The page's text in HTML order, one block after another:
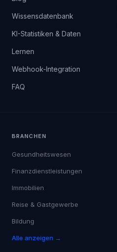
Wissensdatenbank
KI-Statistiken & Daten
Lernen
Webhook-Integration
FAQ
BRANCHEN
Gesundheitswesen
Finanzdienstleistungen
Immobilien
Reise & Gastgewerbe
Bildung
Alle anzeigen →